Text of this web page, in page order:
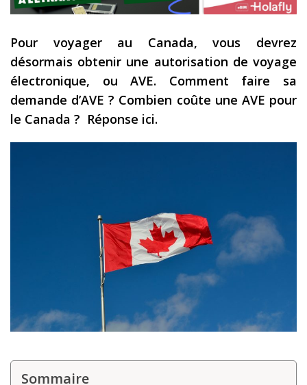
Blog voyage
Les derniers articles
Podcast
Préparer son voyage
Destinations
LA LETTRE
Réserver un vol !
Le logement en voyage
Assurance voyage !
LA carte bancaire voyage !
Louer une voiture !
L’auteur
Pour voyager au Canada, vous devrez
désormais obtenir une autorisation de voyage
électronique, ou AVE. Comment faire sa
demande d’AVE ? Combien coûte une AVE pour
le Canada ? Réponse ici.
Sommaire